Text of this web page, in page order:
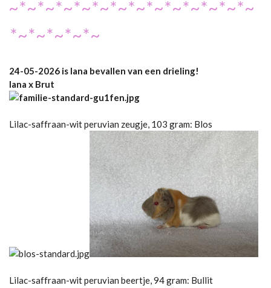
~*~*~*~*~*~*~*~*~*~*~*~*~*~
*~*~*~*~*~
24-05-2026 is Iana bevallen van een drieling!
Iana x Brut
Lilac-saffraan-wit peruvian zeugje, 103 gram: Blos
Lilac-saffraan-wit peruvian beertje, 94 gram: Bullit